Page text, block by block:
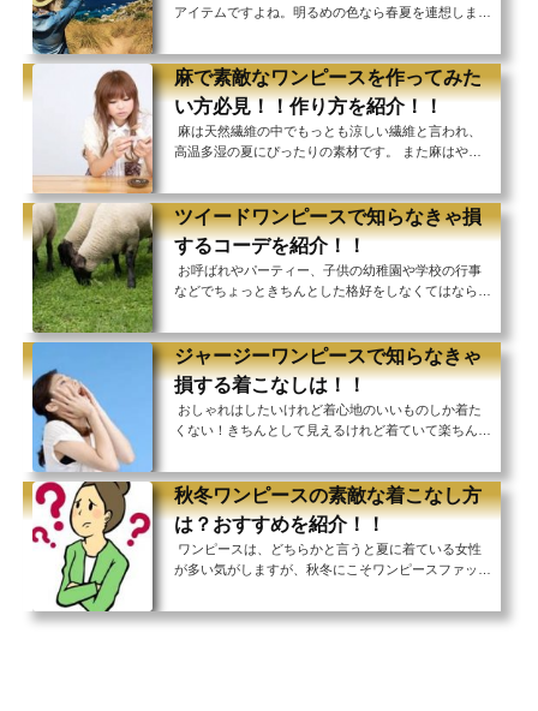
ような工程が必要なんでしょうか？ ① まず型紙を
に...
アイテムですよね。明るめの色なら春夏を連想します
節感がだせる便利なアイテムです。ネオボヘミアンが
トレンドな今年は特にデニムワンピースは欠かせない
んです。 家にあるデニムワンピースを一気に今年の
顔に変身させてお出かけしませんか？デニムワンピー
スとは？デニム素材のワンピースのことです。襟つき
のデニムシャツの丈が伸びたものが一般的ですが、襟
麻で素敵なワンピースを作ってみた
い方必見！！作り方を紹介！！
麻は天然繊維の中でもっとも涼しい繊維と言われ、
高温多湿の夏にぴったりの素材です。 また麻はやわ
ナチュラルファッションを好む女性にとても人気で
す。 洗濯もしやすくとても使い勝手のいい麻のワン
ピースを作ってみませんか？ 型紙を使った作り方初
めてワンピースを作るときは本を参考にすることをお
すすめします。特に初心者向けの手順が丁寧に解説さ
れている本がいいです。 本の中には「縫い代をアイ
ツイードワンピースで知らなきゃ損
するコーデを紹介！！
お呼ばれやパーティー、子供の幼稚園や学校の行事
などでちょっときちんとした格好をしなくてはならな
躍してくれるのがワンピース！1枚着るだけで様にな
るので楽にコーディネートが決まります。そしてきち
んと感を出したいときにピッタリなのがツイードワン
ピースです。 小物をプラスするだけですぐに上品コ
ーデが完成！ツイードワンピースについてご紹介しま
す！ツイードワンピースとは？ツイードはスコットラ
で作ら...
ジャージーワンピースで知らなきゃ
損する着こなしは！！
おしゃれはしたいけれど着心地のいいものしか着た
くない！きちんとして見えるけれど着ていて楽ちんな
ャージーワンピース。 伸縮性に優れて締め付けない
から着心地がよく、しわになりにくいので長時間座る
ドライブや映画館にもぴったり！ そんな優秀アイテ
ムのジャージーワンピース、カジュアルなものから改
まった席でも活躍してくれるフォーマルなものまでい
ろいろ揃っていますよ！ 楽ちんさもおしゃれさも追
秋冬ワンピースの素敵な着こなし方
は？おすすめを紹介！！
ワンピースは、どちらかと言うと夏に着ている女性
が多い気がしますが、秋冬にこそワンピースファッシ
合うコーデや、おすすめの色など、ご紹介しま